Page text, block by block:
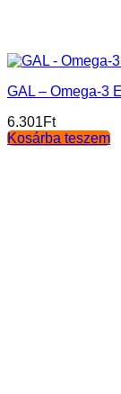
GAL – Omega-3
6.301Ft
Kosárba teszem